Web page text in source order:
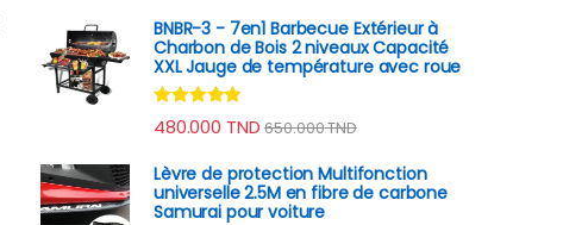
BNBR-3 - 7en1 Barbecue Extérieur à
Charbon de Bois 2 niveaux Capacité
XXL Jauge de température avec roue
Note 4.70
sur 5
480.000 TND 650.000TND
Lèvre de protection Multifonction
universelle 2.5M en fibre de carbone
Samurai pour voiture